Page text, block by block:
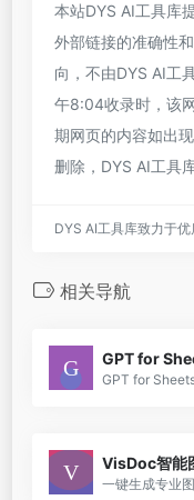
本站DYS AI工具库
外部链接的准确性
向，不由DYS AI工
午8:04收录时，该
期网页的内容如出
删除，DYS AI工具
DYS AI工具库致力于
相关导航